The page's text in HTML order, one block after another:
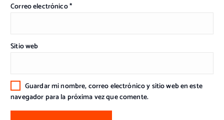
Correo electrónico*
Sitio web
Guardar mi nombre, correo electrónico y sitio web en este
navegador para la próxima vez que comente.